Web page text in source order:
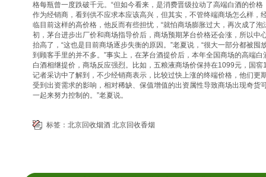
格每瓶曾一度跌破千元。“但如今看来，是消费晋级拉动了高端白酒的价
作为经销商，看到供不应求本应该高兴，但其实，不管终端商场怎么样，
临目前这样的高价格，他反而有些担忧，“就怕商场膨胀过大，再次成了
初，茅台进步出厂价和商场指导价后，商场预期茅台价格还会涨，所以中
抬高了，“这也是目前商场逐步失衡的原因。”老夏说，“很大一部分都被
到顾客手里的并不多。”事实上，在茅台酒提价后，本年全国商场的高端
白酒相继提价，商场反应强烈。比如，五粮液商场价保持在1099元，国
记者采访中了解到，不少经销商表示，比较过快上涨的终端价格，他们更
受到出资需求的影响，相对稀缺、保值增值的出资属性导致商场出现奇货
一起来努力控制的。”老夏说。
标签： 北京回收烟酒 北京回收香烟